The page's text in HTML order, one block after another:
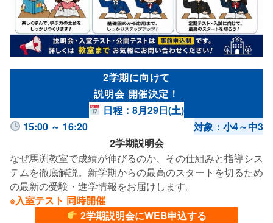
2学期に向けて
説明会 開催決定！
日程：8月29日(土)
15:00 ～ 16:20
対象：小4～中3
2学期説明会
なぜ馬渕教室で成績が伸びるのか、その仕組みと指導シス
テムを徹底解説。新学期からの最高のスタートを切るため
の最新の受験・進学情報をお届けします。
※入室テスト 同時開催
2学期説明会にWEB申込する